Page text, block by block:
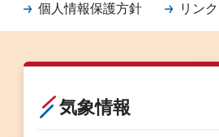
個人情報保護方針 リン
気象情報